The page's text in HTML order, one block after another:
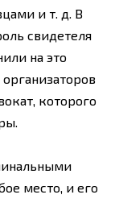
и т. д. В
свидетеля
на это
которого
место, и его